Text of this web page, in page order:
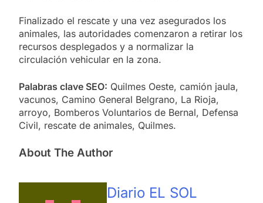
Finalizado el rescate y una vez asegurados los
animales, las autoridades comenzaron a retirar los
recursos desplegados y a normalizar la
circulación vehicular en la zona.
Palabras clave SEO: Quilmes Oeste, camión jaula,
vacunos, Camino General Belgrano, La Rioja,
arroyo, Bomberos Voluntarios de Bernal, Defensa
Civil, rescate de animales, Quilmes.
About The Author
Diario EL SOL